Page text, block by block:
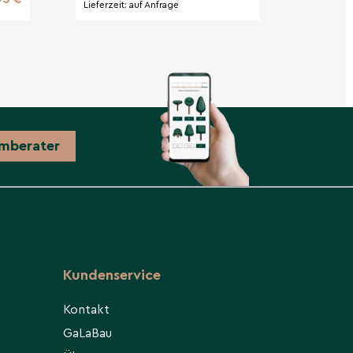
Lieferzeit: auf Anfrage
Kundenservice
Kontakt
GaLaBau